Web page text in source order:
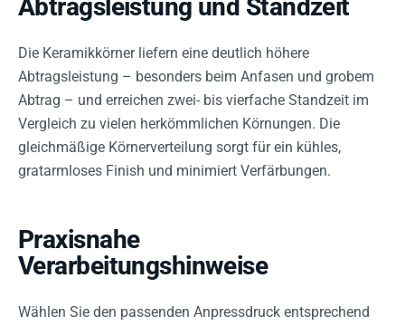
Abtragsleistung und Standzeit
Die Keramikkörner liefern eine deutlich höhere
Abtragsleistung – besonders beim Anfasen und grobem
Abtrag – und erreichen zwei- bis vierfache Standzeit im
Vergleich zu vielen herkömmlichen Körnungen. Die
gleichmäßige Körnerverteilung sorgt für ein kühles,
gratarmloses Finish und minimiert Verfärbungen.
Praxisnahe
Verarbeitungshinweise
Wählen Sie den passenden Anpressdruck entsprechend